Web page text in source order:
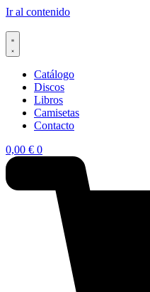
Ir al contenido
Catálogo
Discos
Libros
Camisetas
Contacto
0,00 € 0